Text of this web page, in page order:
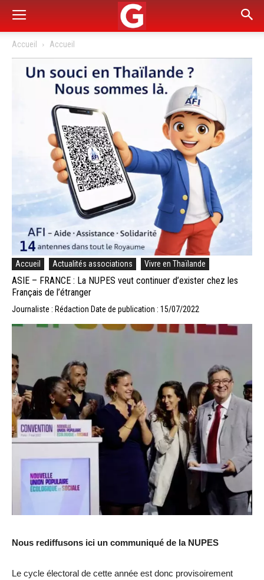
Accueil Accueil
Accueil Actualités associations Vivre en Thaïlande
ASIE – FRANCE : La NUPES veut continuer d’exister chez les
Français de l’étranger
Journaliste : Rédaction Date de publication : 15/07/2022
Nous rediffusons ici un communiqué de la NUPES
Le cycle électoral de cette année est donc provisoirement